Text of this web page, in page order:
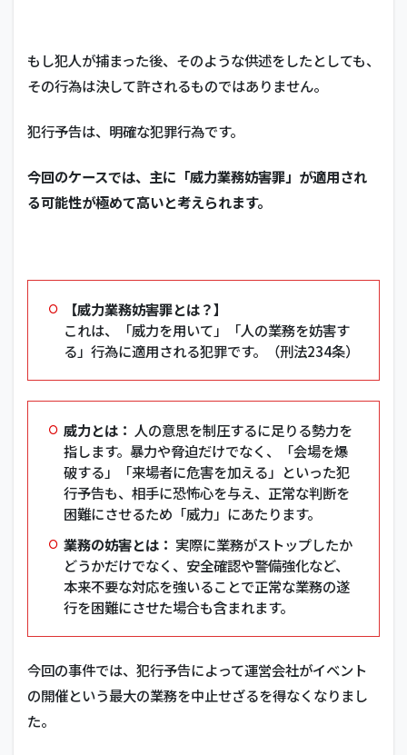
もし犯人が捕まった後、そのような供述をしたとしても、
その行為は決して許されるものではありません。
犯行予告は、明確な犯罪行為です。
今回のケースでは、主に「威力業務妨害罪」が適用され
る可能性が極めて高いと考えられます。
【威力業務妨害罪とは？】
これは、「威力を用いて」「人の業務を妨害す
る」行為に適用される犯罪です。（刑法234条）
威力とは： 人の意思を制圧するに足りる勢力を
指します。暴力や脅迫だけでなく、「会場を爆
破する」「来場者に危害を加える」といった犯
行予告も、相手に恐怖心を与え、正常な判断を
困難にさせるため「威力」にあたります。
業務の妨害とは： 実際に業務がストップしたか
どうかだけでなく、安全確認や警備強化など、
本来不要な対応を強いることで正常な業務の遂
行を困難にさせた場合も含まれます。
今回の事件では、犯行予告によって運営会社がイベント
の開催という最大の業務を中止せざるを得なくなりまし
た。